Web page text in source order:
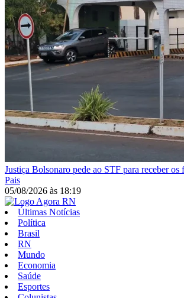
Justiça Bolsonaro pede ao STF para receber
Pais
05/08/2026 às 18:19
Últimas Notícias
Política
Brasil
RN
Mundo
Economia
Saúde
Esportes